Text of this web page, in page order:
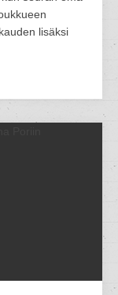
lisäksi